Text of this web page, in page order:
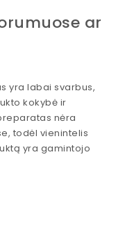
ar
yra labai svarbus,
kokybė ir
nėra
todėl vienintelis
yra gamintojo